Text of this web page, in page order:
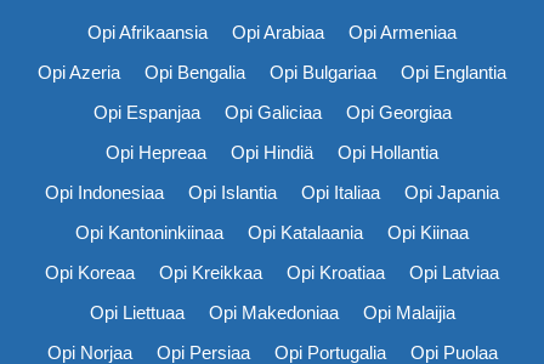
Opi Afrikaansia Opi Arabiaa
Opi Armeniaa
Opi Azeria
Opi Bengalia Opi Bulgariaa
Opi Englantia
Opi Espanjaa
Opi Galiciaa
Opi Georgiaa
Opi Hepreaa
Opi Hindiä
Opi Hollantia
Opi Indonesiaa
Opi Islantia Opi Italiaa
Opi Japania
Opi Kantoninkiinaa
Opi Katalaania
Opi Kiinaa
Opi Koreaa
Opi Kreikkaa Opi Kroatiaa
Opi Latviaa
Opi Liettuaa
Opi Makedoniaa
Opi Malaijia
Opi Norjaa
Opi Persiaa Opi Portugalia
Opi Puolaa